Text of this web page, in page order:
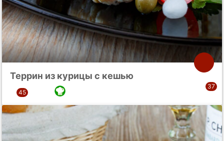
Террин из курицы с кешью